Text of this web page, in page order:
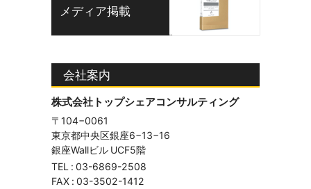
メディア掲載
会社案内
株式会社トップシェアコンサルティング
〒104−0061
東京都中央区銀座6−13−16
銀座Wallビル UCF5階
TEL : 03-6869-2508
FAX : 03-3502-1412